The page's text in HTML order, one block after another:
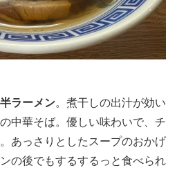
半ラーメン。煮干しの出汁が効い
中華そば。優しい味わいで、チ
あっさりとしたスープのおかげ
の後でもするするっと食べられ